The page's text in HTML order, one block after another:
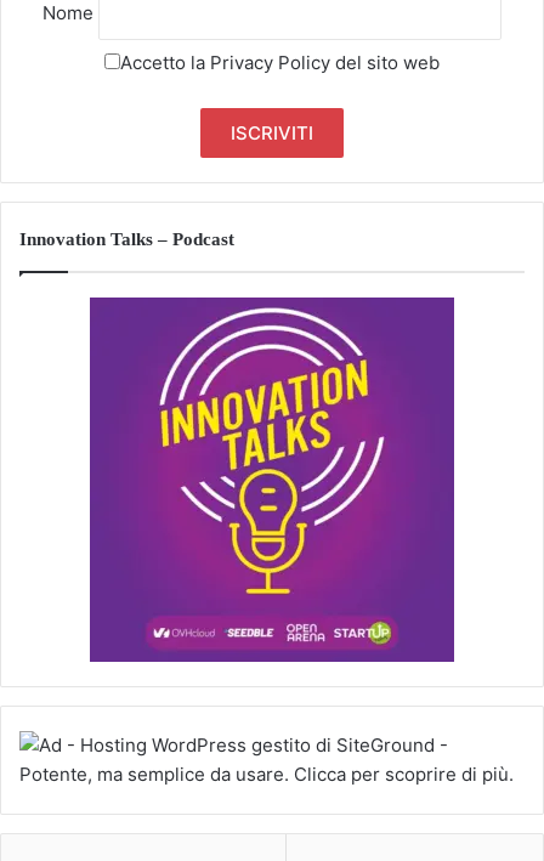
Nome
Accetto la Privacy Policy del sito web
Innovation Talks – Podcast